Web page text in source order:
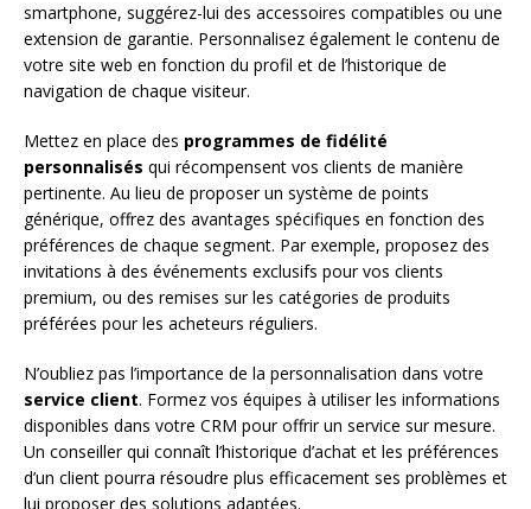
smartphone, suggérez-lui des accessoires compatibles ou une
extension de garantie. Personnalisez également le contenu de
votre site web en fonction du profil et de l’historique de
navigation de chaque visiteur.
Mettez en place des programmes de fidélité
personnalisés qui récompensent vos clients de manière
pertinente. Au lieu de proposer un système de points
générique, offrez des avantages spécifiques en fonction des
préférences de chaque segment. Par exemple, proposez des
invitations à des événements exclusifs pour vos clients
premium, ou des remises sur les catégories de produits
préférées pour les acheteurs réguliers.
N’oubliez pas l’importance de la personnalisation dans votre
service client. Formez vos équipes à utiliser les informations
disponibles dans votre CRM pour offrir un service sur mesure.
Un conseiller qui connaît l’historique d’achat et les préférences
d’un client pourra résoudre plus efficacement ses problèmes et
lui proposer des solutions adaptées.